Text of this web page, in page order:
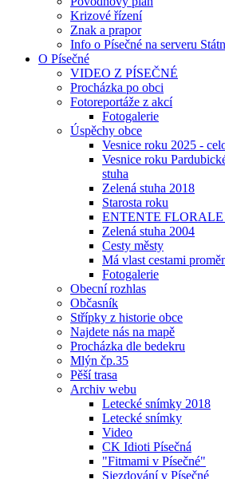
Krizové řízení
Znak a prapor
Info o Písečné na serveru
O Písečné
VIDEO Z PÍSEČNÉ
Procházka po obci
Fotoreportáže z akcí
Fotogalerie
Úspěchy obce
Vesnice roku 2025 -
Vesnice roku
stuha
Zelená stuha 2018
Starosta roku
ENTENTE FLORALE
Zelená stuha 2004
Cesty městy
Má vlast cestami
Fotogalerie
Obecní rozhlas
Občasník
Střípky z historie obce
Najdete nás na mapě
Procházka dle bedekru
Mlýn čp.35
Pěší trasa
Archiv webu
Letecké snímky 2018
Letecké snímky
Video
CK Idioti Písečná
"Fitmami v Písečné"
Sjezdování v Písečné